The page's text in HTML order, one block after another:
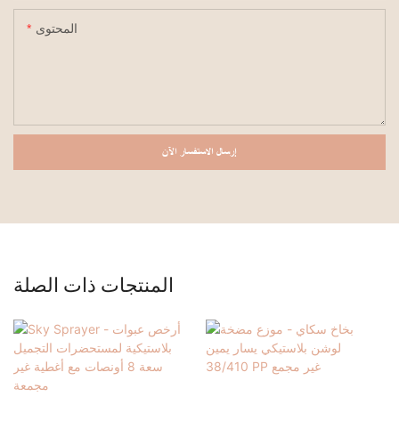
المحتوى
إرسال الاستفسار الآن
المنتجات ذات الصلة